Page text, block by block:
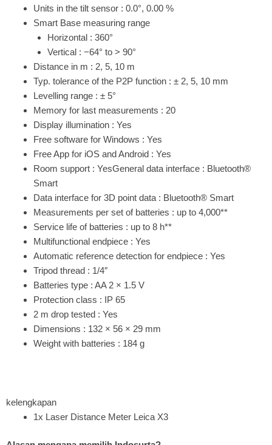
Units in the tilt sensor : 0.0°, 0.00 %
Smart Base measuring range
Horizontal : 360°
Vertical : −64° to > 90°
Distance in m : 2, 5, 10 m
Typ. tolerance of the P2P function : ± 2, 5, 10 mm
Levelling range : ± 5°
Memory for last measurements : 20
Display illumination : Yes
Free software for Windows : Yes
Free App for iOS and Android : Yes
Room support : YesGeneral data interface : Bluetooth®
Smart
Data interface for 3D point data : Bluetooth® Smart
Measurements per set of batteries : up to 4,000**
Service life of batteries : up to 8 h**
Multifunctional endpiece : Yes
Automatic reference detection for endpiece : Yes
Tripod thread : 1/4″
Batteries type : AA 2 × 1.5 V
Protection class : IP 65
2 m drop tested : Yes
Dimensions : 132 × 56 × 29 mm
Weight with batteries : 184 g
kelengkapan
1x Laser Distance Meter Leica X3